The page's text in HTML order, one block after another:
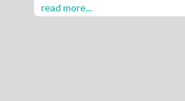
read more...